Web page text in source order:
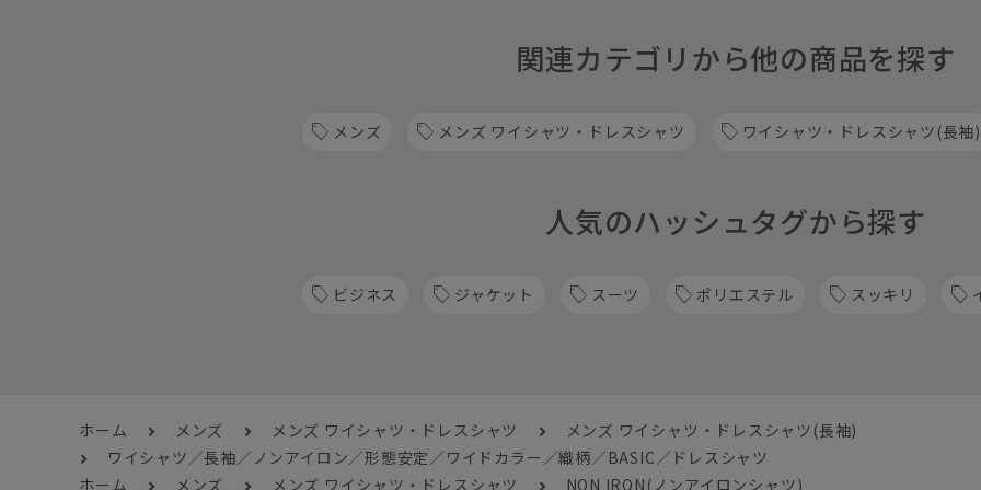
関連カテゴリから他の商品を探す
メンズ メンズ ワイシャツ・ドレスシャツ ワイシャツ・ドレスシャツ(長袖)
人気のハッシュタグから探す
ビジネス ジャケット スーツ ポリエステル スッキリ
ホーム メンズ メンズ ワイシャツ・ドレスシャツ
メンズ ワイシャツ・ドレスシャツ(長袖)
ワイシャツ／長袖／ノンアイロン／形態安定／ワイドカラー／織柄／BASIC／ドレスシャツ
ホーム
メンズ メンズ ワイシャツ・ドレスシャツ NON IRON(ノンアイロンシャツ)